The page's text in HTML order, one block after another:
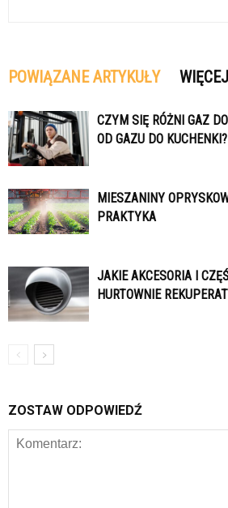
POWIĄZANE ARTYKUŁY
CZYM SIĘ RÓŻNI GAZ
OD GAZU DO KUCHENKI?
MIESZANINY
PRAKTYKA
JAKIE AKCESORIA I
HURTOWNIE
ZOSTAW ODPOWIEDŹ